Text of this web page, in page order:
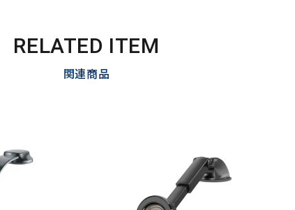
RELATED ITEM
関連商品